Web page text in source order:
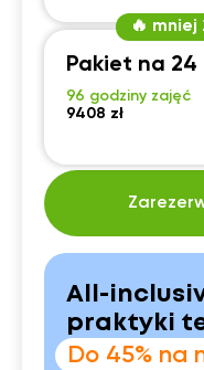
🔥 mniej
Pakiet na 24
96 godziny zajęć
9408 zł
All-
praktyki
Do 45% na